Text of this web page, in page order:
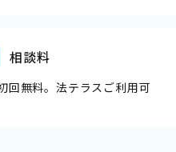
相談料
回無料。法テラスご利用可